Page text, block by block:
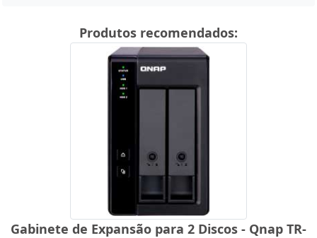
Produtos recomendados:
Gabinete de Expansão para 2 Discos - Qnap TR-